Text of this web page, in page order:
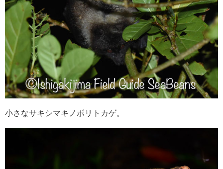
小さなサキシマキノボリトカゲ。